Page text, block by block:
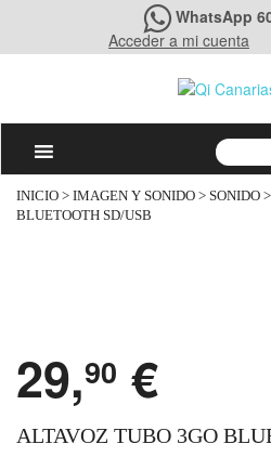
WhatsApp
Acceder a mi cuenta
INICIO > IMAGEN Y SONIDO > SONIDO
BLUETOOTH SD/USB
29,90 €
ALTAVOZ TUBO 3GO